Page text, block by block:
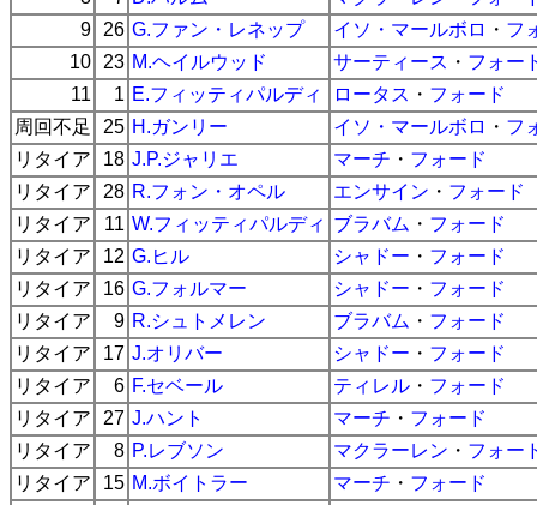
9
26 G.ファン・レネップ イソ・マールボロ ・ フ
10
23 M.ヘイルウッド サーティース ・ フォー
11
1 E.フィッティパルディ ロータス ・ フォード
周回不足
25 H.ガンリー イソ・マールボロ ・ フ
リタイア
18 J.P.ジャリエ マーチ ・ フォード
リタイア
28 R.フォン・オペル エンサイン ・ フォード
リタイア
11 W.フィッティパルディ ブラバム ・ フォード
リタイア
12 G.ヒル シャドー ・ フォード
リタイア
16 G.フォルマー シャドー ・ フォード
リタイア
9 R.シュトメレン ブラバム ・ フォード
リタイア
17 J.オリバー シャドー ・ フォード
リタイア
6 F.セベール ティレル ・ フォード
リタイア
27 J.ハント マーチ ・ フォード
リタイア
8 P.レブソン マクラーレン ・ フォー
リタイア
15 M.ボイトラー マーチ ・ フォード